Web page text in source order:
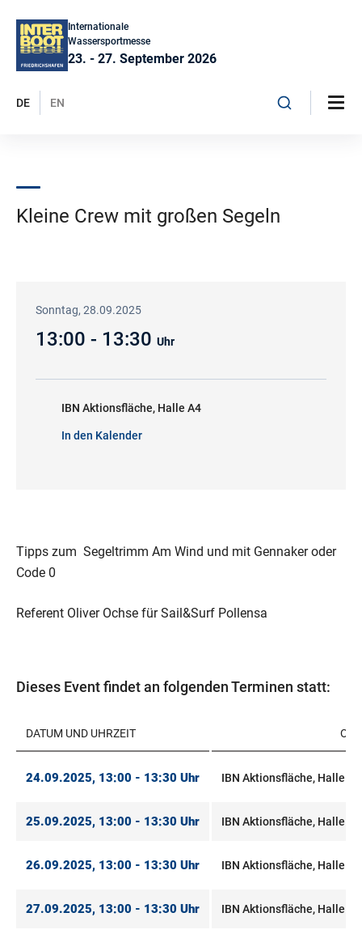
Internationale
Wassersportmesse
23. - 27. September 2026
DE EN
Kleine Crew mit großen Segeln
Sonntag, 28.09.2025
13:00 - 13:30 Uhr
IBN Aktionsfläche, Halle A4
In den Kalender
Tipps zum Segeltrimm Am Wind und mit Gennaker oder
Code 0
Referent Oliver Ochse für Sail&Surf Pollensa
Dieses Event findet an folgenden Terminen statt:
DATUM UND UHRZEIT ORT
24.09.2025, 13:00 - 13:30 Uhr IBN Aktionsfläche, Halle A4
25.09.2025, 13:00 - 13:30 Uhr IBN Aktionsfläche, Halle A4
26.09.2025, 13:00 - 13:30 Uhr IBN Aktionsfläche, Halle A4
27.09.2025, 13:00 - 13:30 Uhr IBN Aktionsfläche, Halle A4